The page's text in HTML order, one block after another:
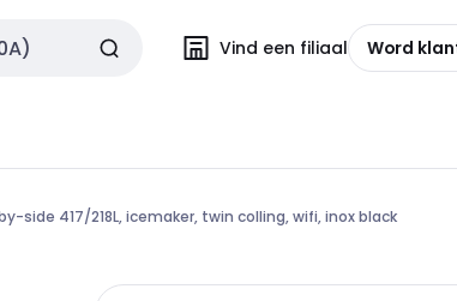
Vind een filiaal Word
side 417/218L, icemaker, twin colling, wifi, inox black